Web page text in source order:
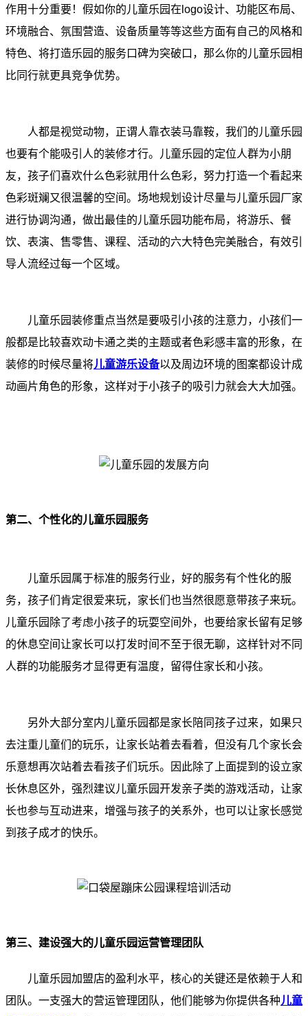
作用十分重要！假如你的儿童乐园在logo设计、功能区布局、
环境融合、氛围营造、设备质量等等这些方面有自己的风格和
特色、将打造乐园的服务口碑为突破口，那么你的儿童乐园相
比同行就更具竞争优势。
人都是视觉动物，正谓人靠衣装马靠鞍，我们的儿童乐园
也要有个能吸引人的装修才行。儿童乐园的定位人群为小朋
友，孩子们喜欢什么色彩就用什么色彩，努力打造一个看起来
色彩斑斓又很温馨的空间。场地规划设计尽量与儿童乐园厂家
进行协调沟通，做出最佳的儿童乐园功能布局，将游乐、餐
饮、表演、售零售、课程、活动的六大特色完美融合，有效引
导人流经过每一个区域。
儿童乐园装修重点当然是要吸引小孩的注意力，小孩们一
般都是比较喜欢动卡通之类的主题或者色彩感丰富的形象，在
装修的时候尽量将儿童游乐设备以及周边环境的图案都设计成
动画片角色的形象，这样对于小孩子的吸引力就会大大加强。
第二、个性化的儿童乐园服务
儿童乐园属于标准的服务行业，好的服务有个性化的服
务，孩子们肯定很爱来玩，家长们也当然很愿意带孩子来玩。
儿童乐园除了考虑小孩子的玩耍空间外，也要给家长留有足够
的休息空间让家长可以打发时间不至于很无聊，这样针对不同
人群的功能服务才显得更有温度，留得住家长和小孩。
另外大部分室内儿童乐园都是家长陪同孩子过来， 如果只
去注重儿童们的玩乐，让家长站着去看着，但没有几个家长会
乐意想再次站着去看孩子们玩乐。因此除了上面提到的设立家
长休息区外，强烈建议儿童乐园开发亲子类的游戏活动，让家
长也参与互动进来，增强与孩子的关系外，也可以让家长感觉
到孩子成才的快乐。
第三、建设强大的儿童乐园运营管理团队
儿童乐园加盟店的盈利水平，核心的关键还是依赖于人和
团队。一支强大的营运管理团队，他们能够为你提供各种儿童